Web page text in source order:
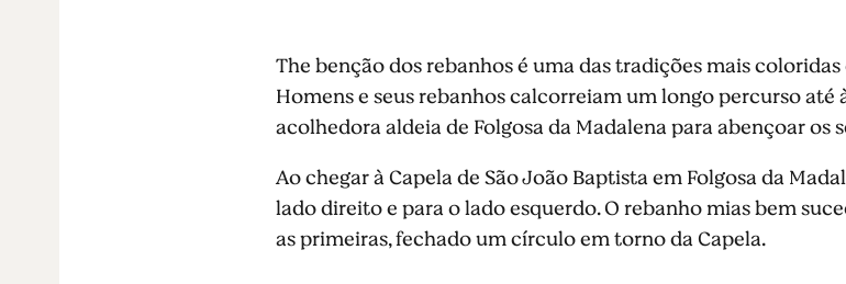
The benção dos rebanhos é uma das tradições mais coloridas
Homens e seus rebanhos calcorreiam um longo percurso até
acolhedora aldeia de Folgosa da Madalena para abençoar os
Ao chegar à Capela de São João Baptista em Folgosa da
lado direito e para o lado esquerdo. O rebanho mias bem
as primeiras, fechado um círculo em torno da Capela.